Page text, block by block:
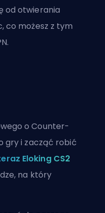
od otwierania
co możesz z tym
.
o Counter-
gry i zacząć robić
Eloking CS2
na który